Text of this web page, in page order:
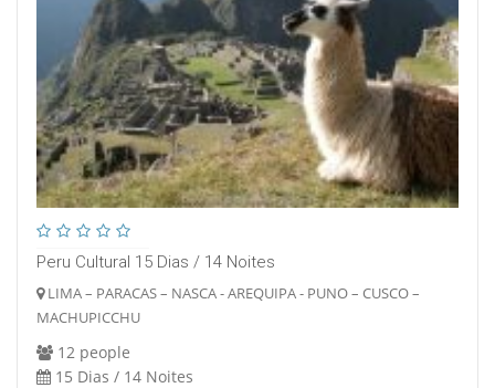
Peru Cultural 15 Dias / 14 Noites
LIMA – PARACAS – NASCA - AREQUIPA - PUNO – CUSCO –
MACHUPICCHU
12 people
15 Dias / 14 Noites